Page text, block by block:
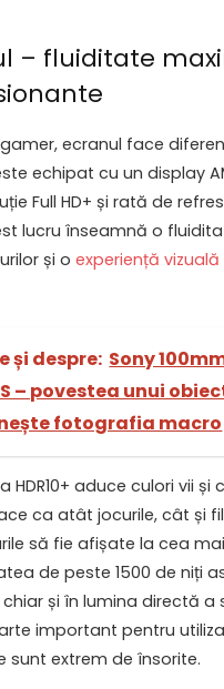
– fluiditate
ecranul face
echipat cu un display
Full HD+ și rată de
lucru înseamnă o
și o experiență vizuală
și despre: Sony
– povestea unui
fotografia macro
HDR10+ aduce culori vii
ca atât jocurile, cât și
să fie afișate la cea
de peste 1500 de niți
și în lumina directă a
important pentru
sunt extrem de însorite.